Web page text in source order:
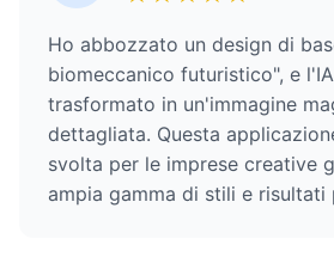
Ho abbozzato un design di
biomeccanico futuristico", e
trasformato in un'immagine
dettagliata. Questa
svolta per le imprese creative
ampia gamma di stili e risultati